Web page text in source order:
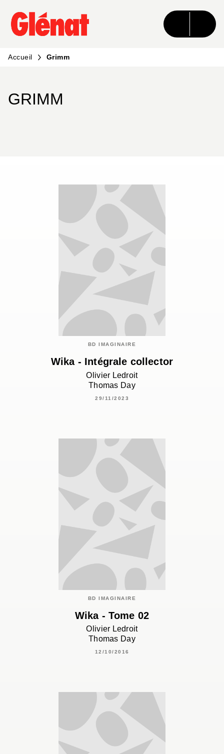
MENU RECHERCHE CONTENU
PIED DE PAGE
Accueil Grimm
GRIMM
BD IMAGINAIRE
Wika - Intégrale collector
Olivier Ledroit
Thomas Day
29/11/2023
BD IMAGINAIRE
Wika - Tome 02
Olivier Ledroit
Thomas Day
12/10/2016